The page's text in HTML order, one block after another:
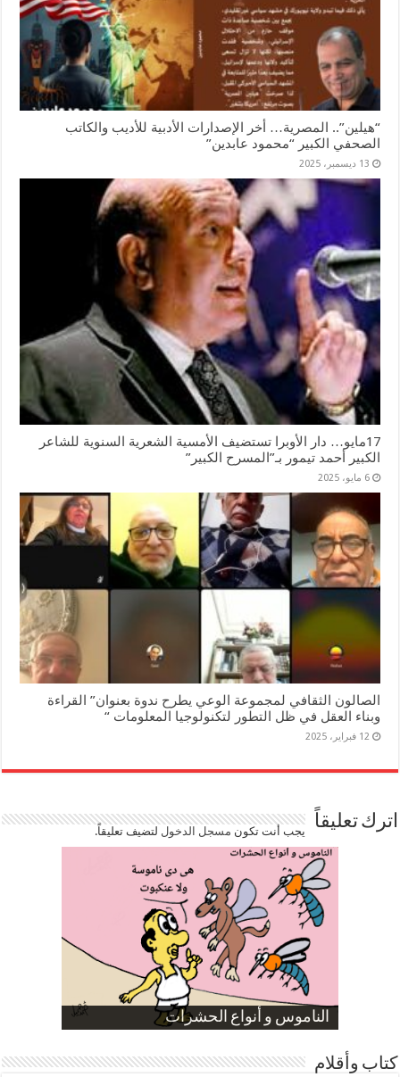
“هيلين”.. المصرية… أخر الإصدارات الأدبية للأديب والكاتب
الصحفي الكبير “محمود عابدين”
13 ديسمبر، 2025
17مايو… دار الأوبرا تستضيف الأمسية الشعرية السنوية للشاعر
الكبير أحمد تيمور بـ”المسرح الكبير”
6 مايو، 2025
الصالون الثقافي لمجموعة الوعي يطرح ندوة بعنوان” القراءة
وبناء العقل في ظل التطور لتكنولوجيا المعلومات “
12 فبراير، 2025
اترك تعليقاً يجب أنت تكون مسجل الدخوللتضيف تعليقاً.
الناموس و أنواع الحشرات
الموظفين بعد ارتفاع الأسعار
ارتفاع نسبة الطلاق في مصر
صورة كاركاتيرية
صورة كاركاتيرية
كتاب وأقلام